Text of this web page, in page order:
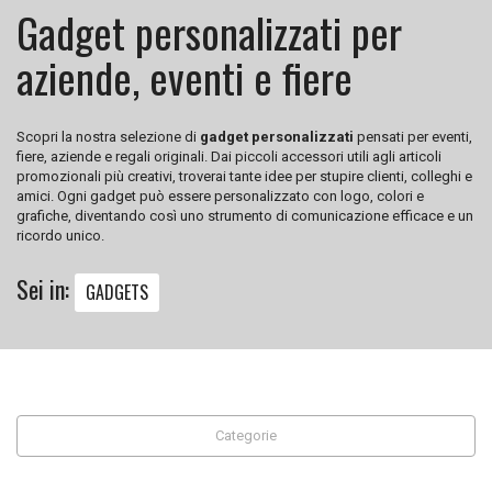
Gadget personalizzati per
aziende, eventi e fiere
Scopri la nostra selezione di gadget personalizzati pensati per eventi,
fiere, aziende e regali originali. Dai piccoli accessori utili agli articoli
promozionali più creativi, troverai tante idee per stupire clienti, colleghi e
amici. Ogni gadget può essere personalizzato con logo, colori e
grafiche, diventando così uno strumento di comunicazione efficace e un
ricordo unico.
Sei in: GADGETS
Categorie